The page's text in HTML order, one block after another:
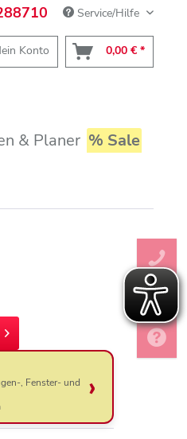
Service/Hilfe
Konto 0,00 € *
& Planer % Sale
, Fenster- und